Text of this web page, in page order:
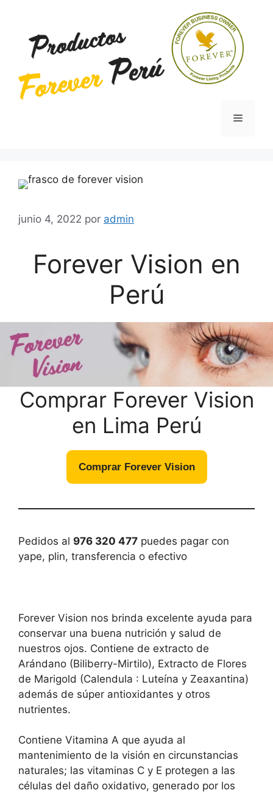
contenido
Menú
junio 4, 2022 por admin
Forever Vision en
Perú
Comprar Forever Vision
en Lima Perú
Comprar Forever Vision
Pedidos al 976 320 477 puedes pagar con
yape, plin, transferencia o efectivo
Forever Vision nos brinda excelente ayuda para
conservar una buena nutrición y salud de
nuestros ojos. Contiene de extracto de
Arándano (Biliberry-Mirtilo), Extracto de Flores
de Marigold (Calendula : Luteína y Zeaxantina)
además de súper antioxidantes y otros
nutrientes.
Contiene Vitamina A que ayuda al
mantenimiento de la visión en circunstancias
naturales; las vitaminas C y E protegen a las
células del daño oxidativo, generado por los